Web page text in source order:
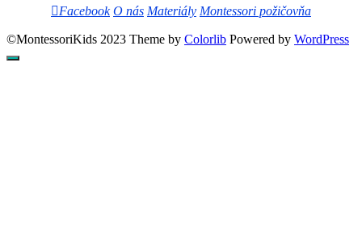
Facebook O nás Materiály Montessori požičovňa
©MontessoriKids 2023 Theme by Colorlib Powered by WordPress